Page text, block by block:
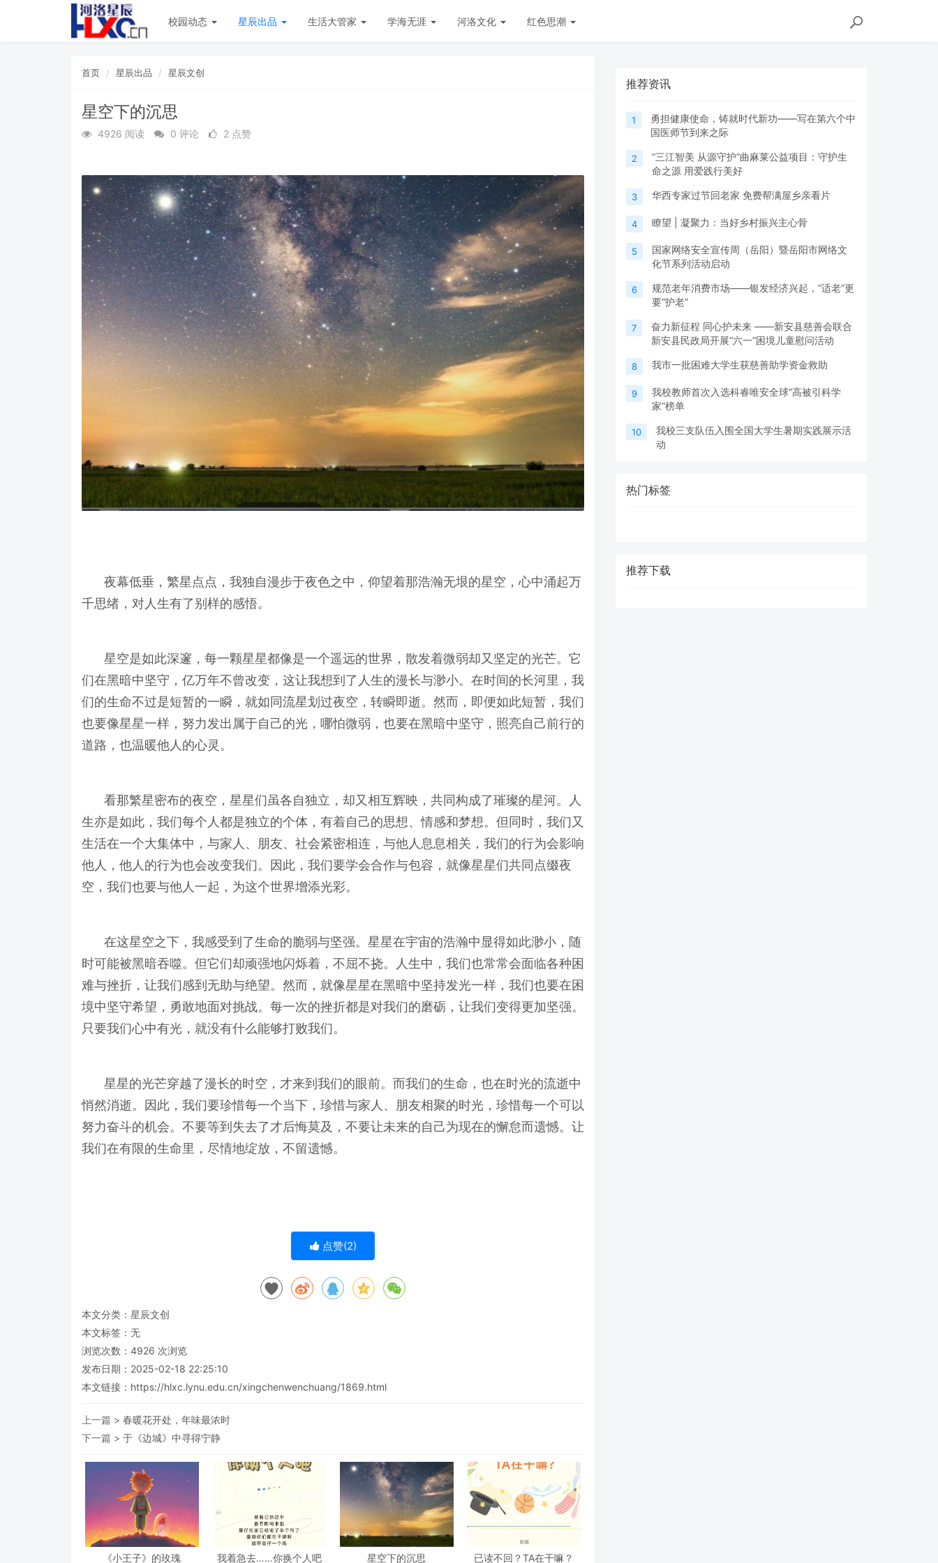
校园动态 星辰出品 生活大管家 学海无涯 河洛文化 红色思潮
首页 星辰出品 星辰文创
星空下的沉思
4926 阅读 0 评论 2 点赞
夜幕低垂，繁星点点，我独自漫步于夜色之中，仰望着那浩瀚无垠的星空，心中涌起万
千思绪，对人生有了别样的感悟。
星空是如此深邃，每一颗星星都像是一个遥远的世界，散发着微弱却又坚定的光芒。它
们在黑暗中坚守，亿万年不曾改变，这让我想到了人生的漫长与渺小。在时间的长河里，我
们的生命不过是短暂的一瞬，就如同流星划过夜空，转瞬即逝。然而，即便如此短暂，我们
也要像星星一样，努力发出属于自己的光，哪怕微弱，也要在黑暗中坚守，照亮自己前行的
道路，也温暖他人的心灵。
看那繁星密布的夜空，星星们虽各自独立，却又相互辉映，共同构成了璀璨的星河。人
生亦是如此，我们每个人都是独立的个体，有着自己的思想、情感和梦想。但同时，我们又
生活在一个大集体中，与家人、朋友、社会紧密相连，与他人息息相关，我们的行为会影响
他人，他人的行为也会改变我们。因此，我们要学会合作与包容，就像星星们共同点缀夜
空，我们也要与他人一起，为这个世界增添光彩。
在这星空之下，我感受到了生命的脆弱与坚强。星星在宇宙的浩瀚中显得如此渺小，随
时可能被黑暗吞噬。但它们却顽强地闪烁着，不屈不挠。人生中，我们也常常会面临各种困
难与挫折，让我们感到无助与绝望。然而，就像星星在黑暗中坚持发光一样，我们也要在困
境中坚守希望，勇敢地面对挑战。每一次的挫折都是对我们的磨砺，让我们变得更加坚强。
只要我们心中有光，就没有什么能够打败我们。
星星的光芒穿越了漫长的时空，才来到我们的眼前。而我们的生命，也在时光的流逝中
悄然消逝。因此，我们要珍惜每一个当下，珍惜与家人、朋友相聚的时光，珍惜每一个可以
努力奋斗的机会。不要等到失去了才后悔莫及，不要让未来的自己为现在的懈怠而遗憾。让
我们在有限的生命里，尽情地绽放，不留遗憾。
点赞(2)
本文分类： 星辰文创
本文标签：无
浏览次数： 4926 次浏览
发布日期：2025-02-18 22:25:10
本文链接： https://hlxc.lynu.edu.cn/xingchenwenchuang/1869.html
上一篇 > 春暖花开处，年味最浓时
下一篇 > 于《边城》中寻得宁静
《小王子》的玫瑰 我着急去……你换个人吧 星空下的沉思 已读不回？TA在干嘛？
推荐资讯
1
勇担健康使命，铸就时代新功——写在第六个中
国医师节到来之际
2
“三江智美 从源守护”曲麻莱公益项目：守护生
命之源 用爱践行美好
3 华西专家过节回老家 免费帮满屋乡亲看片
4 瞭望 | 凝聚力：当好乡村振兴主心骨
5
国家网络安全宣传周（岳阳）暨岳阳市网络文
化节系列活动启动
6
规范老年消费市场——银发经济兴起，“适老”更
要“护老”
7
奋力新征程 同心护未来 ——新安县慈善会联合
新安县民政局开展“六一”困境儿童慰问活动
8 我市一批困难大学生获慈善助学资金救助
9
我校教师首次入选科睿唯安全球“高被引科学
家”榜单
10
我校三支队伍入围全国大学生暑期实践展示活
动
热门标签
推荐下载